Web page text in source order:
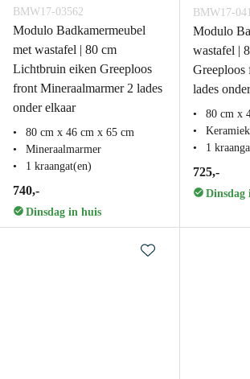
BMW17-03562
Modulo Badkamermeubel
met wastafel | 80 cm
Lichtbruin eiken Greeploos
front Mineraalmarmer 2 lades
onder elkaar
80 cm x 46 cm x 65 cm
Mineraalmarmer
1 kraangat(en)
740,-
Dinsdag in huis
BMW17-
Modulo
wastafel |
Greeploos
lades
80 cm x
Keramiek
1
725,-
Dinsdag